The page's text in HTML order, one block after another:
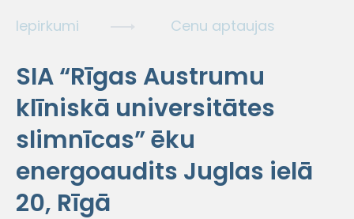
Iepirkumi Cenu aptaujas
SIA “Rīgas Austrumu
klīniskā universitātes
slimnīcas” ēku
energoaudits Juglas ielā
20, Rīgā